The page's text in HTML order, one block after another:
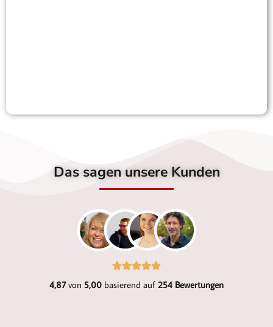
Das sagen unsere Kunden
4,87von 5,00 basierend auf 254 Bewertungen